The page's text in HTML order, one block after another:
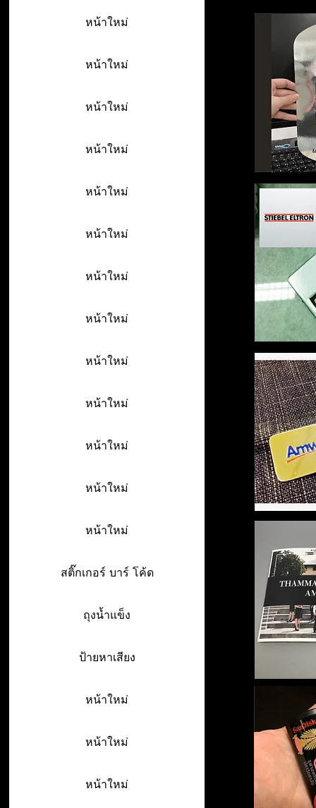
หน้าใหม่
หน้าใหม่
หน้าใหม่
หน้าใหม่
หน้าใหม่
หน้าใหม่
หน้าใหม่
หน้าใหม่
หน้าใหม่
หน้าใหม่
หน้าใหม่
หน้าใหม่
หน้าใหม่
สติ๊กเกอร์ บาร์ โค้ด
ถุงน้ำแข็ง
ป้ายหาเสียง
หน้าใหม่
หน้าใหม่
หน้าใหม่